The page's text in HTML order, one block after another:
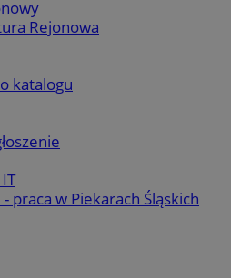
Rejonowa
katalogu
praca w Piekarach Śląskich